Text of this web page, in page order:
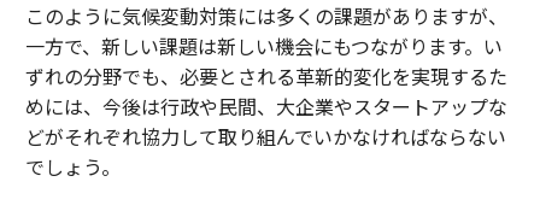
このように気候変動対策には多くの課題がありますが、
一方で、新しい課題は新しい機会にもつながります。い
ずれの分野でも、必要とされる革新的変化を実現するた
めには、今後は行政や民間、大企業やスタートアップな
どがそれぞれ協力して取り組んでいかなければならない
でしょう。